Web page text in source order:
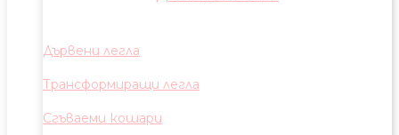
Дървени легла
Трансформиращи легла
Сгъваеми кошари